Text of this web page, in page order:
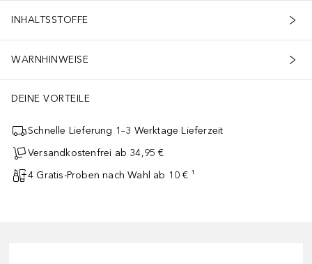
INHALTSSTOFFE
WARNHINWEISE
DEINE VORTEILE
Schnelle Lieferung 1–3 Werktage Lieferzeit
Versandkostenfrei ab 34,95 €
4 Gratis-Proben nach Wahl ab 10 € ¹